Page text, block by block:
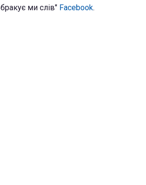
бракує ми слів" Facebook.